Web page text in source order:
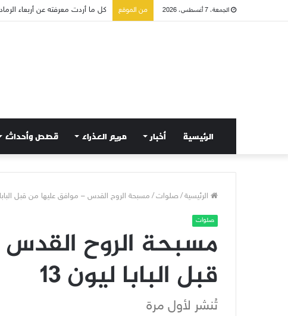
الجمعة، 7 أغسطس، 2026 من الموقع
الرئيسية أخبار مريم العذراء قصص وأحداث
الرئيسية/صلوات/ مسبحة الروح القدس – موافق عليها من قبل البابا
صلوات
مسبحة الروح
قبل البابا ليون 13
تُنشر لأول مرة